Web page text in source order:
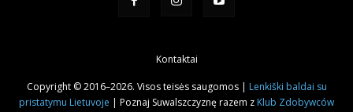
Kontaktai
Copyright © 2016–2026. Visos teisės saugomos | Lenkiški baldai su
pristatymu Lietuvoje | Poznaj Suwalszczyznę razem z Klub Zdobywców